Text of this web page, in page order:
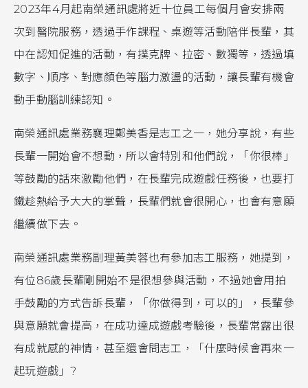
2023年4月起南榮通訊處將近十位員工每個月會安排兩
次到醫院服務，透過手作課程、桌遊等活動陪伴長輩，其
中在認知促進的活動，有撲克牌、拉密、數獨等，透過填
數字、順序、對應顏色等腦力激盪的活動，讓長輩有機會
動手動腦訓練認知。
南榮通訊處業務襄理鄭美香是志工之一，她分享說，有些
長輩一開始會不想動，所以會特別和他們說，「你很棒」
等鼓勵的話來激勵他們，在長輩完成遊戲任務後，也要打
鐵趁熱給予大大的掌聲，長輩們就會很開心，也會有意願
繼續做下去。
南榮通訊處業務副理黃美蓉也有參加志工服務，她提到，
有位86歲長輩剛開始不是很想參與活動，不過她會用拍
手鼓勵的方式告訴長輩，「你做得到，可以的」，長輩參
與意願就會提高，在成功達成遊戲考驗後，長輩常露出很
有成就感的神情，甚至還會問志工，「什麼時候會再來一
起玩遊戲」?